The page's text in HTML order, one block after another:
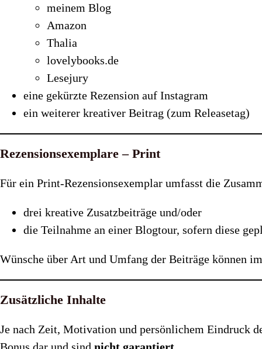
meinem Blog
Amazon
Thalia
lovelybooks.de
Lesejury
eine gekürzte Rezension auf Instagram
ein weiterer kreativer Beitrag (zum Releasetag)
Rezensionsexemplare – Print
Für ein Print-Rezensionsexemplar umfasst die
drei kreative Zusatzbeiträge und/oder
die Teilnahme an einer Blogtour, sofern diese
Wünsche über Art und Umfang der Beiträge können
Zusätzliche Inhalte
Je nach Zeit, Motivation und persönlichem Eindruck